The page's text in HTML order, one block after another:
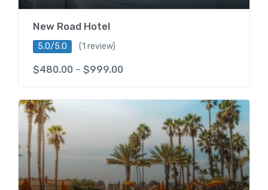
New Road Hotel
5.0/5.0 (1 review)
$480.00 – $999.00